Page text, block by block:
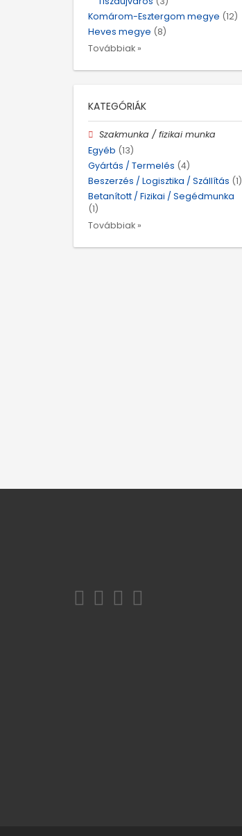
Komárom-Esztergom megye (12)
Heves megye (8)
Továbbiak »
KATEGÓRIÁK
Szakmunka / fizikai munka
Egyéb (13)
Gyártás / Termelés (4)
Beszerzés / Logisztika / Szállítás (1)
Betanított / Fizikai / Segédmunka
(1)
Továbbiak »